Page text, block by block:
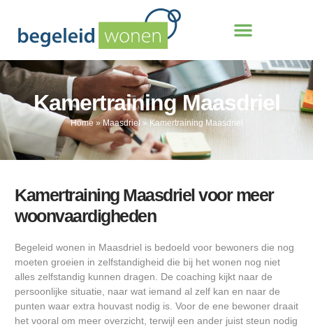
Kamertraining Maasdriel
Home»Maasdriel »Kamertraining Maasdriel
Kamertraining Maasdriel voor meer
woonvaardigheden
Begeleid wonen in Maasdriel is bedoeld voor bewoners die nog
moeten groeien in zelfstandigheid die bij het wonen nog niet
alles zelfstandig kunnen dragen. De coaching kijkt naar de
persoonlijke situatie, naar wat iemand al zelf kan en naar de
punten waar extra houvast nodig is. Voor de ene bewoner draait
het vooral om meer overzicht, terwijl een ander juist steun nodig